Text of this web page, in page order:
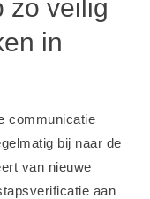
zo veilig
in
communicatie
bij naar de
van nieuwe
aan